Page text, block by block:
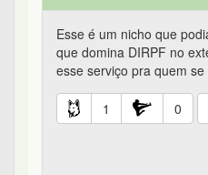
Esse é um nicho que
que domina DIRPF no
esse serviço pra quem se
1 0